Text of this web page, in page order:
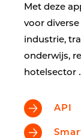
Met deze
voor
industrie,
onderwijs,
hotelsector
API